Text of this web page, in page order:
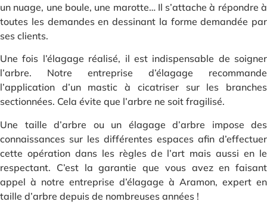
un nuage, une boule, une marotte… Il s’attache à répondre à
toutes les demandes en dessinant la forme demandée par
ses clients.
Une fois l’élagage réalisé, il est indispensable de soigner
l’arbre. Notre entreprise d’élagage recommande
l’application d’un mastic à cicatriser sur les branches
sectionnées. Cela évite que l’arbre ne soit fragilisé.
Une taille d’arbre ou un élagage d’arbre impose des
connaissances sur les différentes espaces afin d’effectuer
cette opération dans les règles de l’art mais aussi en le
respectant. C’est la garantie que vous avez en faisant
appel à notre entreprise d’élagage à Aramon, expert en
taille d’arbre depuis de nombreuses années !